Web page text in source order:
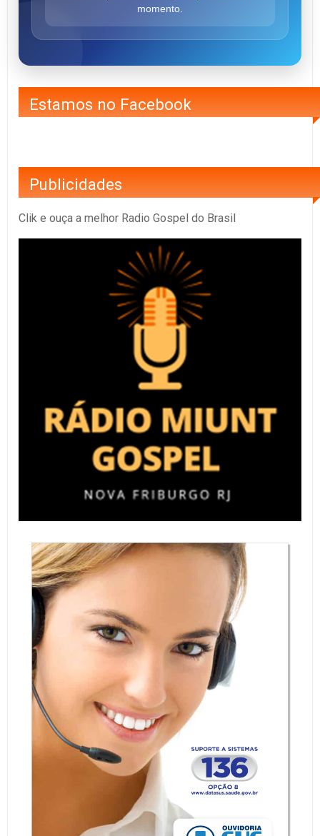
momento.
Estamos no Facebook
Publicidades
Clik e ouça a melhor Radio Gospel do Brasil